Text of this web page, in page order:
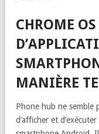
CHROME
MANIÈRE
Phone hub ne semble
d’afficher et